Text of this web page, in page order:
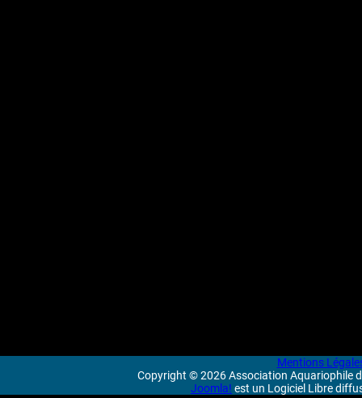
Mentions
Copyright © 2026 Association Aquariophile
Joomla! est un Logiciel Libre